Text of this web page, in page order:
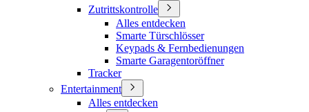
Zutrittskontrolle
Alles entdecken
Smarte Türschlösser
Keypads & Fernbedienungen
Smarte Garagentoröffner
Tracker
Entertainment
Alles entdecken